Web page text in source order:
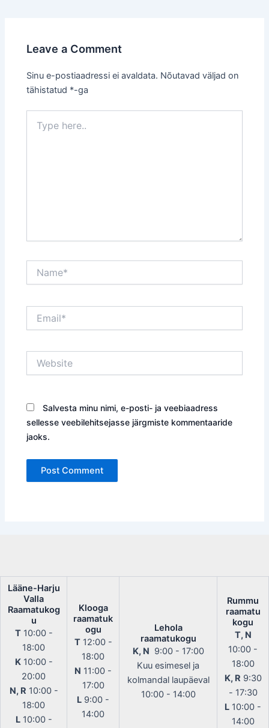
Leave a Comment
Sinu e-postiaadressi ei avaldata. Nõutavad väljad on
tähistatud *-ga
here..
Salvesta minu nimi, e-posti- ja veebiaadress
sellesse veebilehitsejasse järgmiste kommentaaride
jaoks.
Lääne-Harju
Valla
Raamatukog
u
T10:00 -
18:00
K10:00 -
20:00
N, R 10:00 -
18:00
L10:00 -
Klooga
raamatuk
ogu
T12:00 -
18:00
N 11:00 -
17:00
L 9:00 -
14:00
Lehola
raamatukogu
K, N 9:00 - 17:00
Kuu esimesel ja
kolmandal laupäeval
10:00 - 14:00
Rummu
raamatu
kogu
T, N
10:00 -
18:00
K, R 9:30
- 17:30
L 10:00 -
14:00